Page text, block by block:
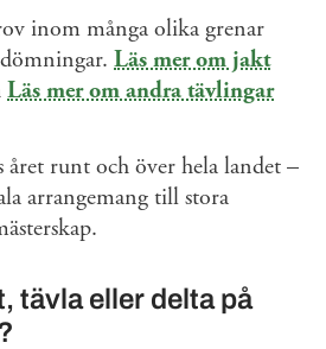
inom många olika grenar
Läs mer om jakt
Läs mer om andra tävlingar
året runt och över hela landet –
arrangemang till stora
tävla eller delta på